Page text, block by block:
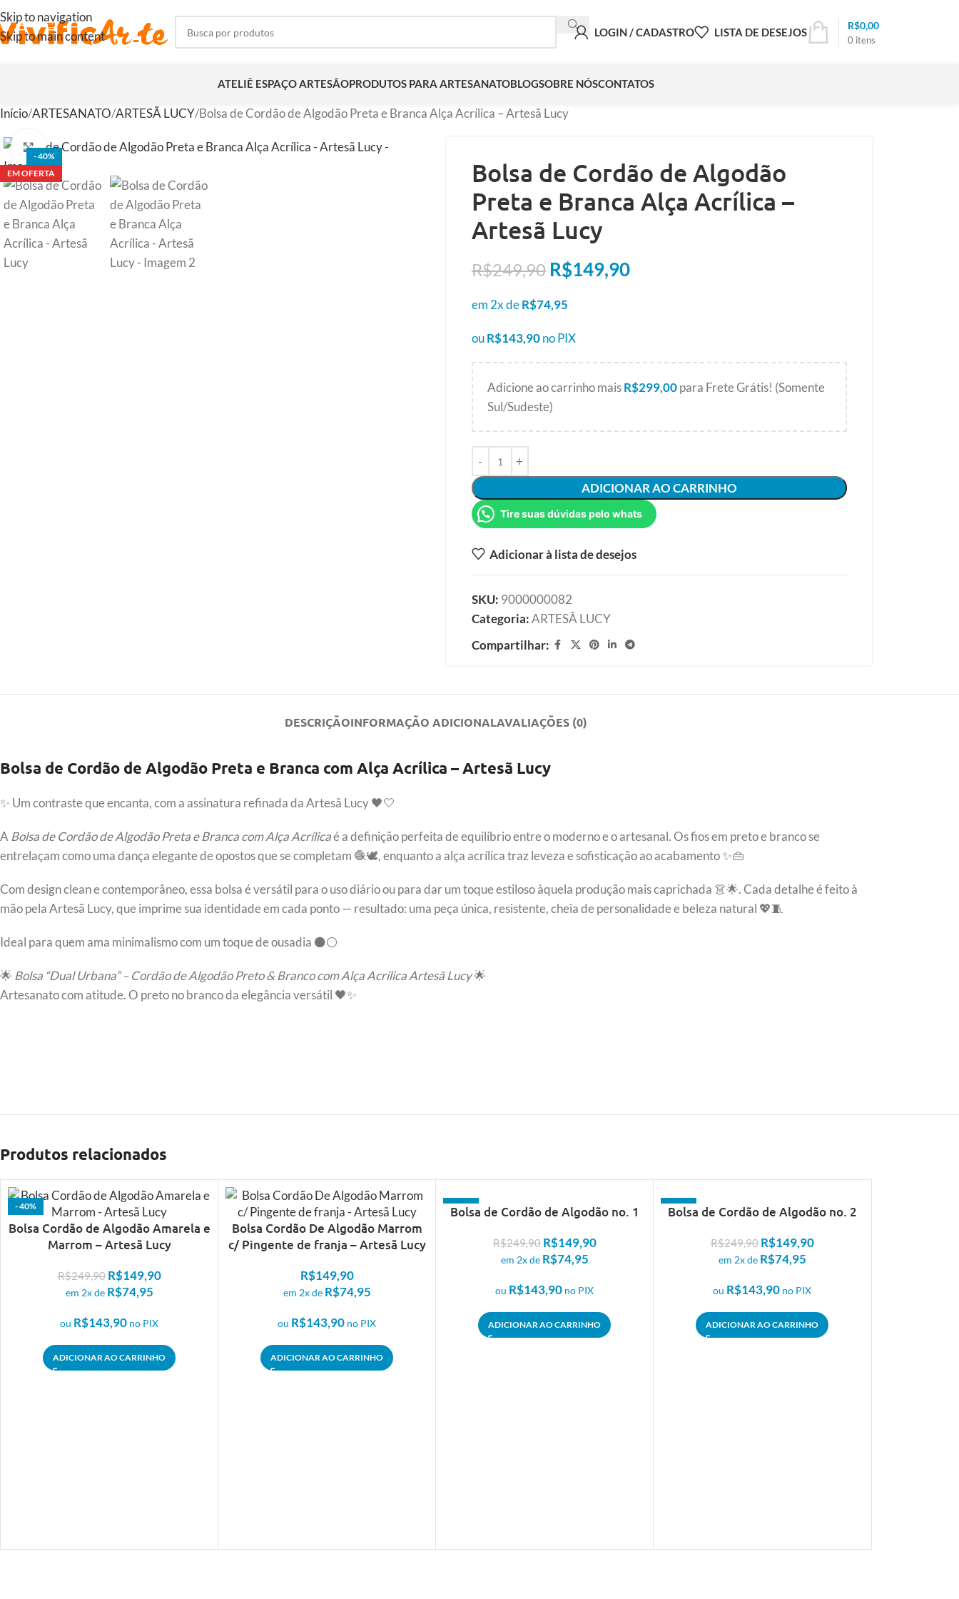
Skip to navigation
Skip to main content
LOGIN / CADASTRO LISTA DE DESEJOS
0 itens
R$0,00
ATELIÊ ESPAÇO ARTESÃOPRODUTOS PARA ARTESANATOBLOGSOBRE NÓSCONTATOS
Início ARTESANATO ARTESÃ LUCY Bolsa de Cordão de Algodão Preta e Branca Alça Acrílica – Artesã Lucy
- 40%
EM OFERTA
Clique para ampliar
Bolsa de Cordão de Algodão
Preta e Branca Alça Acrílica –
Artesã Lucy
R$249,90 R$149,90
em 2x deR$74,95
ouR$143,90no PIX
Adicione ao carrinho maisR$299,00para Frete Grátis! (Somente
Sul/Sudeste)
ADICIONAR AO CARRINHO
Tire suas dúvidas pelo whats
Adicionar à lista de desejos
SKU: 9000000082
Categoria:ARTESÃ LUCY
Compartilhar:
DESCRIÇÃOINFORMAÇÃO ADICIONALAVALIAÇÕES (0)
Bolsa de Cordão de Algodão Preta e Branca com Alça Acrílica – Artesã Lucy
✨ Um contraste que encanta, com a assinatura refinada da Artesã Lucy 🖤🤍
A Bolsa de Cordão de Algodão Preta e Branca com Alça Acrílicaé a definição perfeita de equilíbrio entre o moderno e o artesanal. Os fios em preto e branco se
entrelaçam como uma dança elegante de opostos que se completam 🧶🕊️, enquanto a alça acrílica traz leveza e sofisticação ao acabamento ✨👜
Com design clean e contemporâneo, essa bolsa é versátil para o uso diário ou para dar um toque estiloso àquela produção mais caprichada 👗🌟. Cada detalhe é feito à
mão pela Artesã Lucy, que imprime sua identidade em cada ponto — resultado: uma peça única, resistente, cheia de personalidade e beleza natural 💖🧵
Ideal para quem ama minimalismo com um toque de ousadia ⚫⚪
🌟 Bolsa “Dual Urbana” – Cordão de Algodão Preto & Branco com Alça Acrílica Artesã Lucy🌟
Artesanato com atitude. O preto no branco da elegância versátil 🖤✨
Produtos relacionados
- 40%
Bolsa Cordão de Algodão Amarela e
Marrom – Artesã Lucy
R$249,90 R$149,90
em 2x de R$74,95
ou R$143,90 no PIX
ADICIONAR AO CARRINHO
Bolsa Cordão De Algodão Marrom
c/ Pingente de franja – Artesã Lucy
R$149,90
em 2x de R$74,95
ou R$143,90 no PIX
ADICIONAR AO CARRINHO
- 40%
Bolsa de Cordão de Algodão no. 1
R$249,90 R$149,90
em 2x de R$74,95
ou R$143,90 no PIX
ADICIONAR AO CARRINHO
- 40%
Bolsa de Cordão de Algodão no. 2
R$249,90 R$149,90
em 2x de R$74,95
ou R$143,90 no PIX
ADICIONAR AO CARRINHO